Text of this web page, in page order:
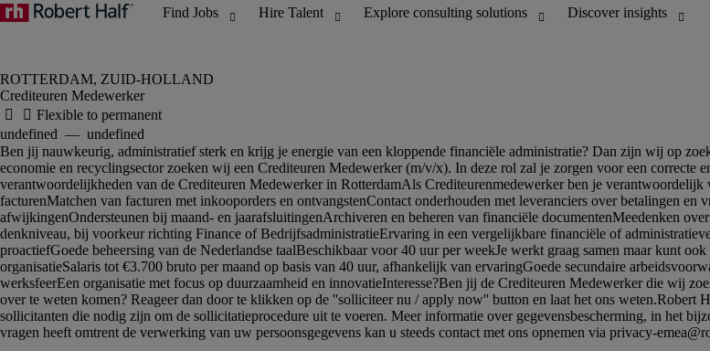
Crediteuren Medewerker